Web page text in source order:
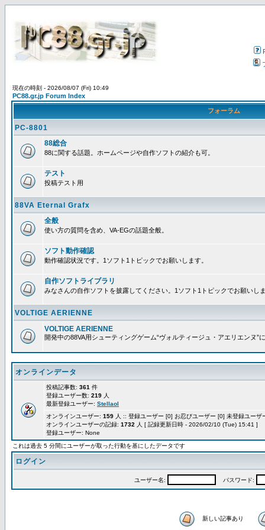
現在の時刻 - 2026/08/07 (Fri) 10:49
PC88.gr.jp Forum Index
フォーラム
PC-8801
88総合
88に関する話題。ホームページや自作ソフトの紹介も可。
テスト
投稿テスト用
88VA Eternal Grafx
全般
使い方の質問を含め、VA-EGの話題全般。
ソフト動作確認
動作確認状況です。1ソフト1トピックでお願いします。
自作ソフトライブラリ
みなさんの自作ソフトを披露してください。1ソフト1トピックでお願いし
VOLTIGE AERIENNE
VOLTIGE AERIENNE
開発中の88VA用シューティングゲーム“ヴォルティージュ・アエリエンヌ”
オンラインデータ
投稿記事数: 361 件
登録ユーザー数: 219 人
最新登録ユーザー: Stellaol
オンラインユーザー: 159 人 :: 登録ユーザー [0] お忍びユーザー [0] 未登録ユー
オンラインユーザーの記録: 1732 人 [ 記録更新日時 - 2026/02/10 (Tue) 15:41 ]
登録ユーザー: None
これは過去 5 分間にユーザーが取った行動を基にしたデータです
ログイン
ユーザー名: パスワード:
新しい記事あり